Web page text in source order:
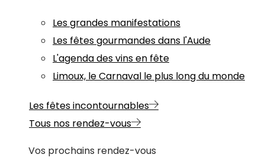
Les grandes manifestations
Les fêtes gourmandes dans l'Aude
L'agenda des vins en fête
Limoux, le Carnaval le plus long du monde
Les fêtes incontournables
Tous nos rendez-vous
Vos prochains rendez-vous